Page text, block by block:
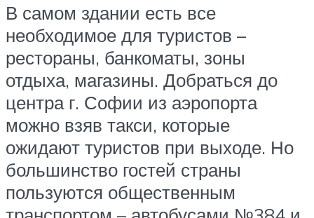
В самом здании есть все
необходимое для туристов –
рестораны, банкоматы, зоны
отдыха, магазины. Добраться до
центра г. Софии из аэропорта
можно взяв такси, которые
ожидают туристов при выходе. Но
большинство гостей страны
пользуются общественным